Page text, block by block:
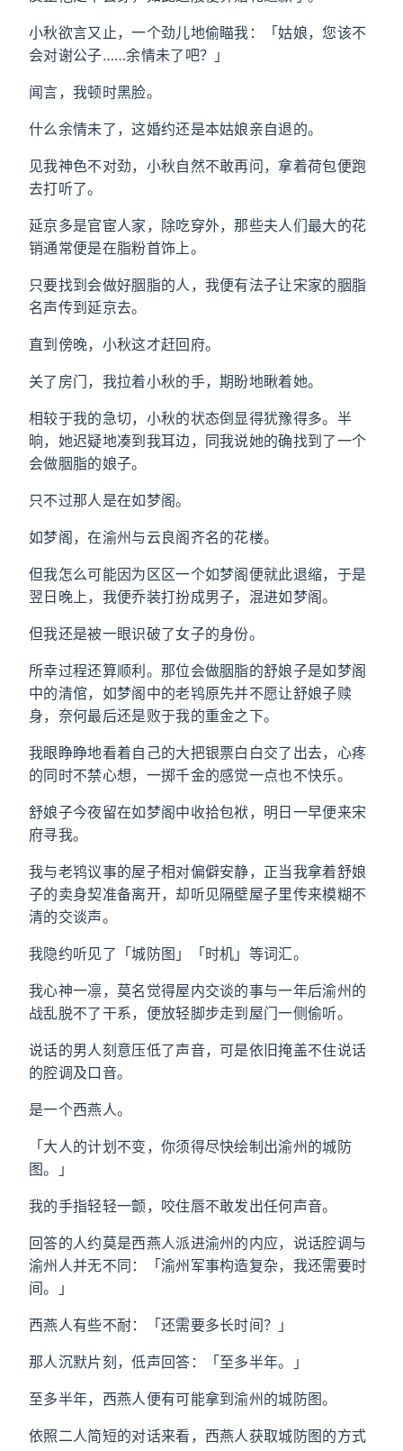
小秋欲言又止，一个劲儿地偷瞄我：「姑娘，您该不
会对谢公子……余情未了吧？」
闻言，我顿时黑脸。
什么余情未了，这婚约还是本姑娘亲自退的。
见我神色不对劲，小秋自然不敢再问，拿着荷包便跑
去打听了。
延京多是官宦人家，除吃穿外，那些夫人们最大的花
销通常便是在脂粉首饰上。
只要找到会做好胭脂的人，我便有法子让宋家的胭脂
名声传到延京去。
直到傍晚，小秋这才赶回府。
关了房门，我拉着小秋的手，期盼地瞅着她。
相较于我的急切，小秋的状态倒显得犹豫得多。半
晌，她迟疑地凑到我耳边，同我说她的确找到了一个
会做胭脂的娘子。
只不过那人是在如梦阁。
如梦阁，在渝州与云良阁齐名的花楼。
但我怎么可能因为区区一个如梦阁便就此退缩，于是
翌日晚上，我便乔装打扮成男子，混进如梦阁。
但我还是被一眼识破了女子的身份。
所幸过程还算顺利。那位会做胭脂的舒娘子是如梦阁
中的清倌，如梦阁中的老鸨原先并不愿让舒娘子赎
身，奈何最后还是败于我的重金之下。
我眼睁睁地看着自己的大把银票白白交了出去，心疼
的同时不禁心想，一掷千金的感觉一点也不快乐。
舒娘子今夜留在如梦阁中收拾包袱，明日一早便来宋
府寻我。
我与老鸨议事的屋子相对偏僻安静，正当我拿着舒娘
子的卖身契准备离开，却听见隔壁屋子里传来模糊不
清的交谈声。
我隐约听见了「城防图」「时机」等词汇。
我心神一凛，莫名觉得屋内交谈的事与一年后渝州的
战乱脱不了干系，便放轻脚步走到屋门一侧偷听。
说话的男人刻意压低了声音，可是依旧掩盖不住说话
的腔调及口音。
是一个西燕人。
「大人的计划不变，你须得尽快绘制出渝州的城防
图。」
我的手指轻轻一颤，咬住唇不敢发出任何声音。
回答的人约莫是西燕人派进渝州的内应，说话腔调与
渝州人并无不同：「渝州军事构造复杂，我还需要时
间。」
西燕人有些不耐：「还需要多长时间？」
那人沉默片刻，低声回答：「至多半年。」
至多半年，西燕人便有可能拿到渝州的城防图。
依照二人简短的对话来看，西燕人获取城防图的方式